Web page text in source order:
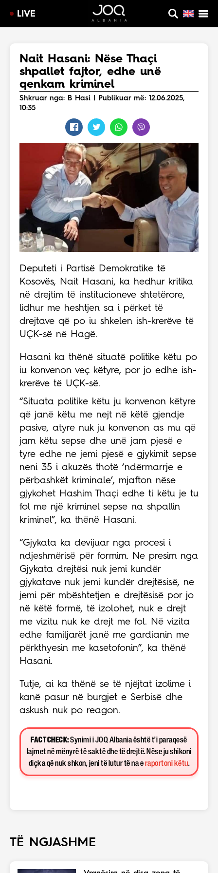
LIVE
Nait Hasani: Nëse Thaçi
shpallet fajtor, edhe unë
qenkam kriminel
Shkruar nga: B Hasi | Publikuar më: 12.06.2025,
10:35
Deputeti i Partisë Demokratike të
Kosovës, Nait Hasani, ka hedhur kritika
në drejtim të institucioneve shtetërore,
lidhur me heshtjen sa i përket të
drejtave që po iu shkelen ish-krerëve të
UÇK-së në Hagë.
Hasani ka thënë situatë politike këtu po
iu konvenon veç këtyre, por jo edhe ish-
krerëve të UÇK-së.
“Situata politike këtu ju konvenon këtyre
që janë këtu me nejt në këtë gjendje
pasive, atyre nuk ju konvenon as mu që
jam këtu sepse dhe unë jam pjesë e
tyre edhe ne jemi pjesë e gjykimit sepse
neni 35 i akuzës thotë ‘ndërmarrje e
përbashkët kriminale’, mjafton nëse
gjykohet Hashim Thaçi edhe ti këtu je tu
fol me një kriminel sepse na shpallin
kriminel”, ka thënë Hasani.
“Gjykata ka devijuar nga procesi i
ndjeshmërisë për formim. Ne presim nga
Gjykata drejtësi nuk jemi kundër
gjykatave nuk jemi kundër drejtësisë, ne
jemi për mbështetjen e drejtësisë por jo
në këtë formë, të izolohet, nuk e drejt
me vizitu nuk ke drejt me fol. Në vizita
edhe familjarët janë me gardianin me
përkthyesin me kasetofonin”, ka thënë
Hasani.
Tutje, ai ka thënë se të njëjtat izolime i
kanë pasur në burgjet e Serbisë dhe
askush nuk po reagon.
FACT CHECK:Synimi i JOQ Albania është t’i paraqesë
lajmet në mënyrë të saktë dhe të drejtë. Nëse ju shikoni
diçka që nuk shkon, jeni të lutur të na e raportoni këtu.
TË NGJASHME